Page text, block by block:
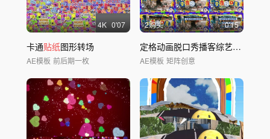
4K 0'07
卡通贴纸图形转场
AE模板 前后期一枚
2购买 0'15
定格动画脱口秀播客综艺图文排版包装
AE模板 矩阵创意